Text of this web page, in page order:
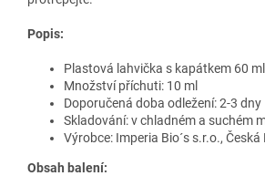
Popis:
Plastová lahvička s kapátkem 60 ml
Množství příchuti: 10 ml
Doporučená doba odležení: 2-3 dny
Skladování: v chladném a suchém
Výrobce: Imperia Bio´s s.r.o., Česká
Obsah balení: